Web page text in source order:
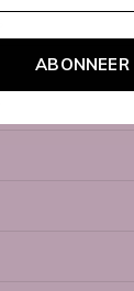
ABONNEER